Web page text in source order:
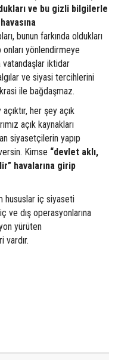
ve bu gizli bilgilerle
bunun farkında oldukları
yönlendirmeye
vatandaşlar iktidar
ve siyasi tercihlerini
ile bağdaşmaz.
her şey açık
açık kaynakları
siyasetçilerin yapıp
Kimse “devlet aklı,
havalarına girip
hususlar iç siyaseti
ve dış operasyonlarına
yürüten
vardır.